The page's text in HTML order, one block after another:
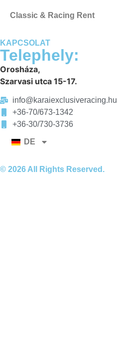
Classic & Racing Rent
KAPCSOLAT
Telephely:
Orosháza,
Szarvasi utca 15-17.
info@karaiexclusiveracing.hu
+36-70/673-1342
+36-30/730-3736
DE
© 2026 All Rights Reserved.